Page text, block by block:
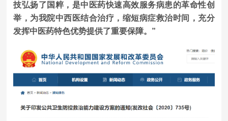
技弘扬了国粹，是中医药快速高效服务病患的革命性创
举，为我院中西医结合治疗，缩短病症救治时间，充分
发挥中医药特色优势提供了重要保障。”